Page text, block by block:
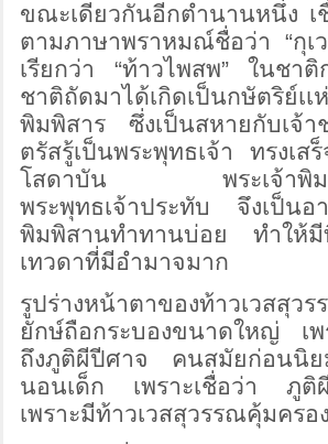
ขณะเดียวกันอีกตำนานหนึ่ง เ
ตามภาษาพราหมณ์ชื่อว่า “กุเ
เรียกว่า “ท้าวไพสพ” ในชา
ชาติถัดมาได้เกิดเป็นกษัตริย์เ
พิมพิสาร ซึ่งเป็นสหายกับเจ้า
ตรัสรู้เป็นพระพุทธเจ้า ทรงเส
โสดาบัน พระเจ้าพิมพิสา
พระพุทธเจ้าประทับ จึงเป็นอ
พิมพิสานทำทานบ่อย ทำให้มี
เทวดาที่มีอำมาจมาก
รูปร่างหน้าตาของท้าวเวสสุว
ยักษ์ถือกระบองขนาดใหญ่
เ
ถึงภูติผีปีศาจ คนสมัยก่อนนิยม
นอนเด็ก เพราะเชื่อว่า ภูติผี
เพราะมีท้าวเวสสุวรรณคุ้มครอ